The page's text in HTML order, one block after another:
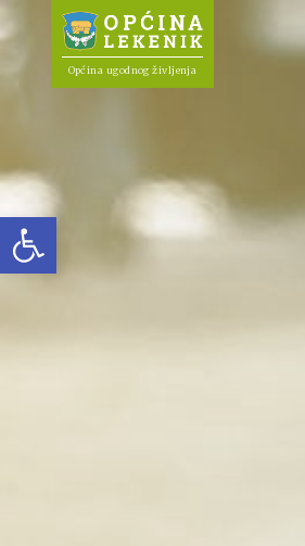
Open toolbar
Općina ugodnog življenja